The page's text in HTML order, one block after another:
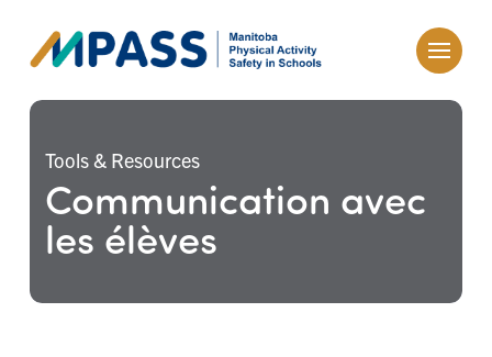
Tools & Resources
Communication avec
les élèves